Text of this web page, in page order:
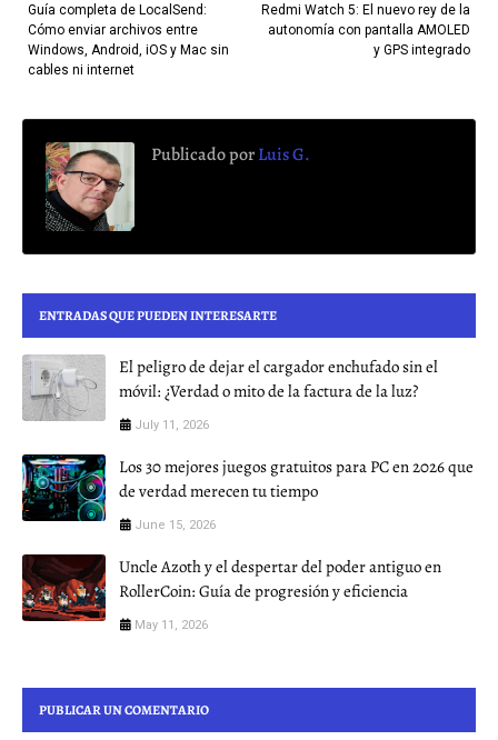
Redmi Watch 5: El nuevo rey de la
autonomía con pantalla AMOLED
y GPS integrado
Guía completa de LocalSend:
Cómo enviar archivos entre
Windows, Android, iOS y Mac sin
cables ni internet
Publicado porLuis G.
ENTRADAS QUE PUEDEN INTERESARTE
El peligro de dejar el cargador enchufado sin el
móvil: ¿Verdad o mito de la factura de la luz?
July 11, 2026
Los 30 mejores juegos gratuitos para PC en 2026 que
de verdad merecen tu tiempo
June 15, 2026
Uncle Azoth y el despertar del poder antiguo en
RollerCoin: Guía de progresión y eficiencia
May 11, 2026
PUBLICAR UN COMENTARIO